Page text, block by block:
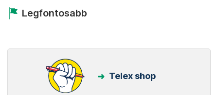
Legfontosabb
Telex shop